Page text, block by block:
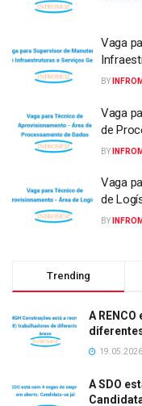
Vaga
BY
Vaga
de
BY
Vaga
de
BY
Trending
A
19.05.2026
A SDO